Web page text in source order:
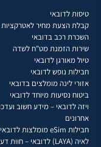
טיסות לדובאי
קבלת הצעת מחיר לאטרקציות
השכרת רכב בדובאי
שירות הזמנת מט"ח לשדה
טיול מאורגן לדובאי
חבילות נופש לדובאי
אזורי לינה מומלצים בדובאי
ביטוח נסיעות מיוחד לדובאי
ויזה לדובאי – מידע חשוב
אחרונים
חבילות eSim מומלצות לדובאי
לאיה (LAYA) לדובאי – חוות דעת